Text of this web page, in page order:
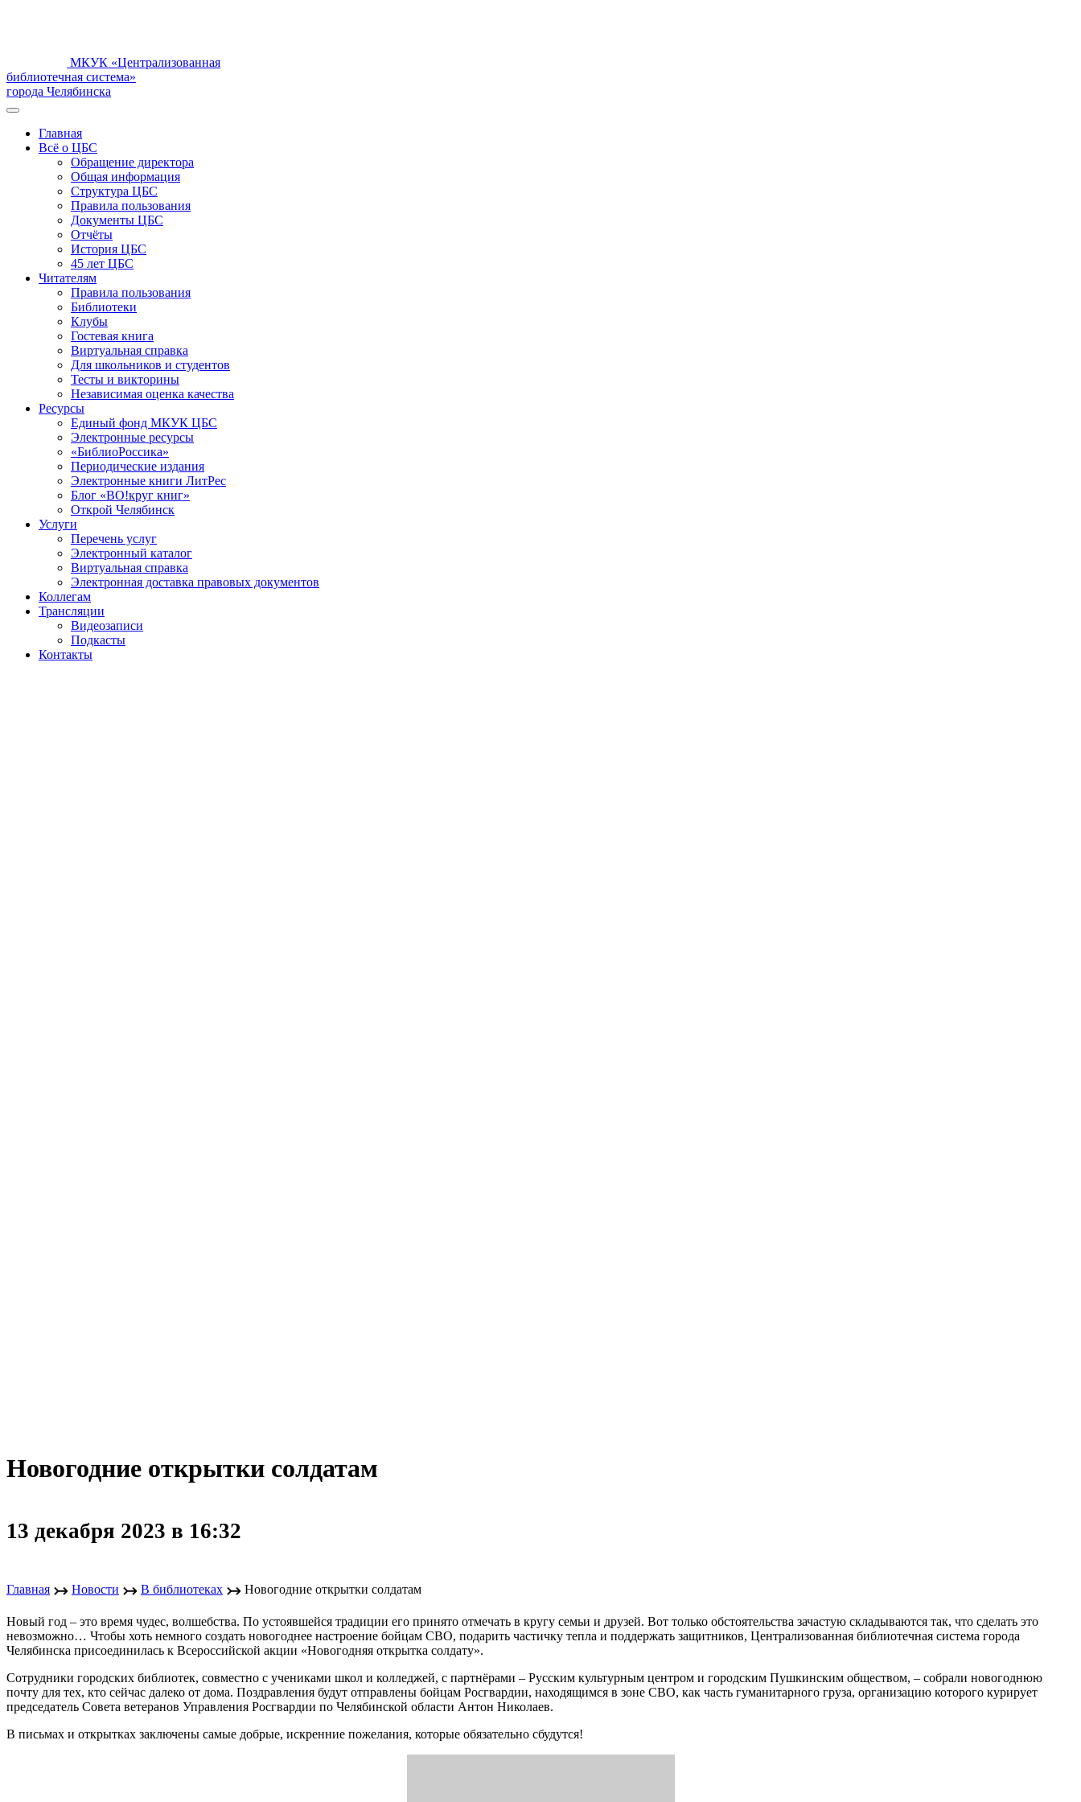
МКУК «Централизованная
библиотечная система»
города Челябинска
Главная
Всё о ЦБС
Обращение директора
Общая информация
Структура ЦБС
Правила пользования
Документы ЦБС
Отчёты
История ЦБС
45 лет ЦБС
Читателям
Правила пользования
Библиотеки
Клубы
Гостевая книга
Виртуальная справка
Для школьников и студентов
Тесты и викторины
Независимая оценка качества
Ресурсы
Единый фонд МКУК ЦБС
Электронные ресурсы
«БиблиоРоссика»
Периодические издания
Электронные книги ЛитРес
Блог «ВО!круг книг»
Открой Челябинск
Услуги
Перечень услуг
Электронный каталог
Виртуальная справка
Электронная доставка правовых документов
Коллегам
Трансляции
Видеозаписи
Подкасты
Контакты
Новогодние открытки солдатам
13 декабря 2023 в 16:32
Главная ↣ Новости ↣ В библиотеках ↣ Новогодние открытки солдатам
Новый год – это время чудес, волшебства. По устоявшейся традиции его принято отмечать в кругу семьи и друзей. Вот только обстоятельства зачастую складываются так, что сделать это
невозможно… Чтобы хоть немного создать новогоднее настроение бойцам СВО, подарить частичку тепла и поддержать защитников, Централизованная библиотечная система города
Челябинска присоединилась к Всероссийской акции «Новогодняя открытка солдату».
Сотрудники городских библиотек, совместно с учениками школ и колледжей, с партнёрами – Русским культурным центром и городским Пушкинским обществом, – собрали новогоднюю
почту для тех, кто сейчас далеко от дома. Поздравления будут отправлены бойцам Росгвардии, находящимся в зоне СВО, как часть гуманитарного груза, организацию которого курирует
председатель Совета ветеранов Управления Росгвардии по Челябинской области Антон Николаев.
В письмах и открытках заключены самые добрые, искренние пожелания, которые обязательно сбудутся!